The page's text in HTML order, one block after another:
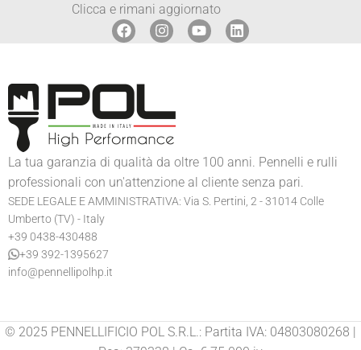
Clicca e rimani aggiornato
La tua garanzia di qualità da oltre 100 anni. Pennelli e rulli
professionali con un'attenzione al cliente senza pari.
SEDE LEGALE E AMMINISTRATIVA: Via S. Pertini, 2 - 31014 Colle
Umberto (TV) - Italy
+39 0438-430488
+39 392-1395627
info@pennellipolhp.it
© 2025 PENNELLIFICIO POL S.R.L.: Partita IVA: 04803080268 |